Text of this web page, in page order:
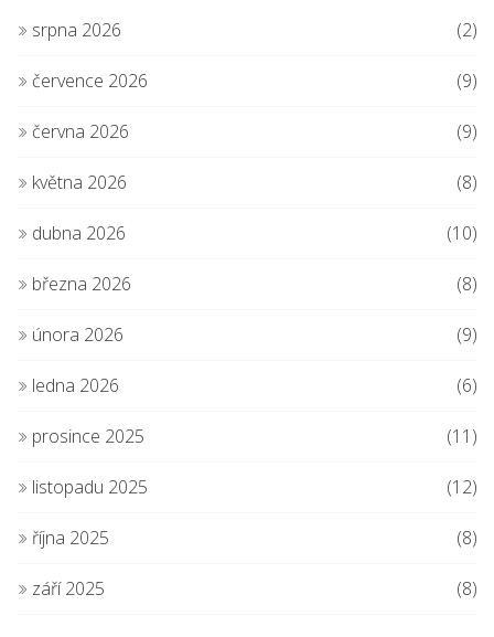
srpna 2026 (2)
července 2026 (9)
června 2026 (9)
května 2026 (8)
dubna 2026 (10)
března 2026 (8)
února 2026 (9)
ledna 2026 (6)
prosince 2025 (11)
listopadu 2025 (12)
října 2025 (8)
září 2025 (8)